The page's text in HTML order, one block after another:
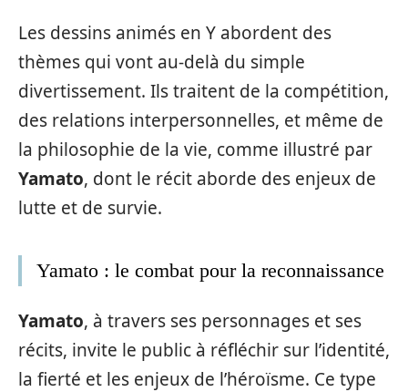
Les dessins animés en Y abordent des
thèmes qui vont au-delà du simple
divertissement. Ils traitent de la compétition,
des relations interpersonnelles, et même de
la philosophie de la vie, comme illustré par
Yamato, dont le récit aborde des enjeux de
lutte et de survie.
Yamato : le combat pour la reconnaissance
Yamato, à travers ses personnages et ses
récits, invite le public à réfléchir sur l’identité,
la fierté et les enjeux de l’héroïsme. Ce type